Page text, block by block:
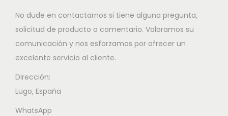
No dude en contactarnos si tiene alguna pregunta,
solicitud de producto o comentario. Valoramos su
comunicación y nos esforzamos por ofrecer un
excelente servicio al cliente.
Dirección:
Lugo, España
WhatsApp